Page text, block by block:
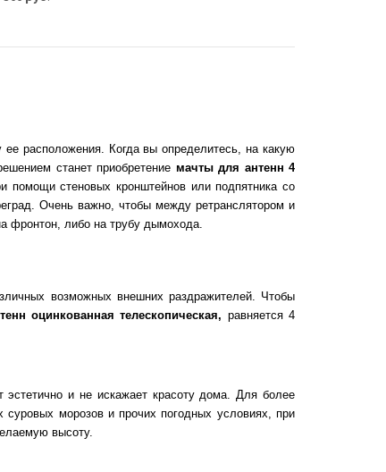
расположения. Когда вы определитесь, на какую
станет приобретение мачты для антенн 4
помощи стеновых кронштейнов или подпятника со
Очень важно, чтобы между ретранслятором и
фронтон, либо на трубу дымохода.
возможных внешних раздражителей. Чтобы
оцинкованная телескопическая, равняется 4
и не искажает красоту дома. Для более
суровых морозов и прочих погодных условиях, при
высоту.